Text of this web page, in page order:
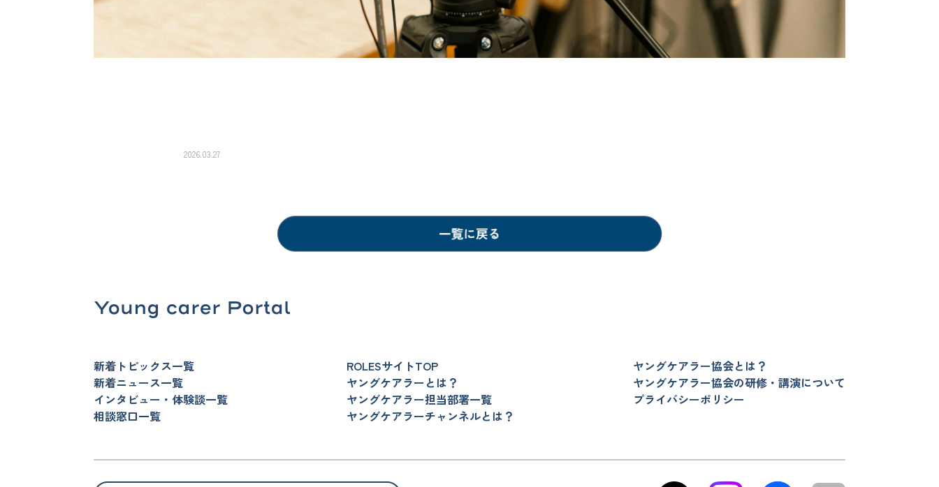
2026.03.27
新着トピックス一覧
新着ニュース一覧
インタビュー・体験談一覧
相談窓口一覧
ROLESサイトTOP
ヤングケアラーとは？
ヤングケアラー担当部署一覧
ヤングケアラーチャンネルとは？
ヤングケアラー協会とは？
ヤングケアラー協会の研修・講演について
プライバシーポリシー